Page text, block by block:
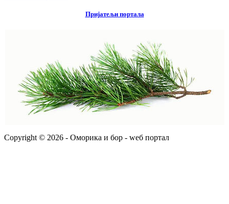
Пријатељи портала
Copyright © 2026 - Оморика и бор - wеб портал